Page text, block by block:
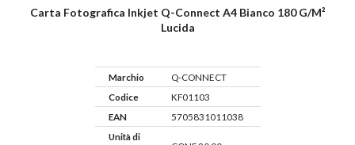
Carta Fotografica Inkjet Q-Connect A4 Bianco 180 G/m²
Lucida
Marchio
Q-CONNECT
Codice
KF01103
EAN
5705831011038
Unità di